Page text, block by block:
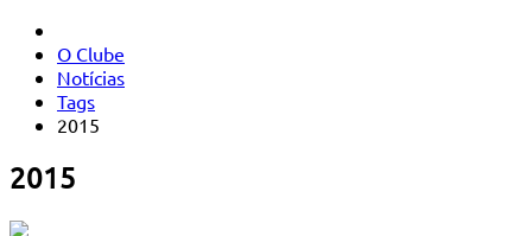
O Clube
Notícias
Tags
2015
2015